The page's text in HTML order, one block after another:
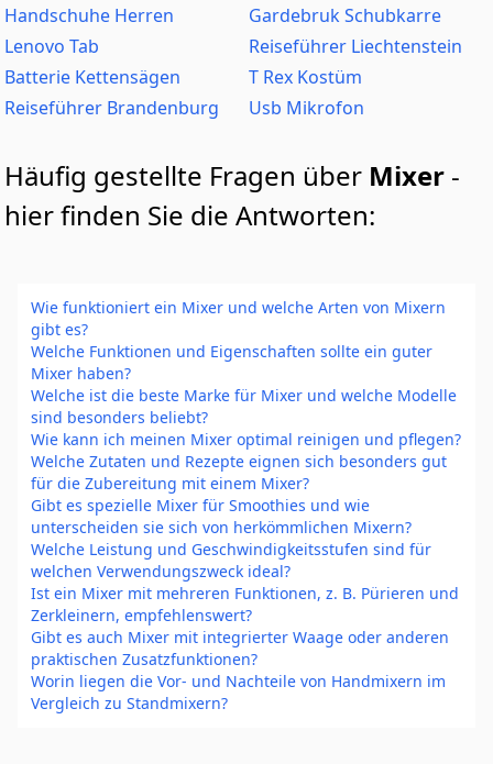
Handschuhe Herren
Gardebruk Schubkarre
Lenovo Tab
Reiseführer Liechtenstein
Batterie Kettensägen
T Rex Kostüm
Reiseführer Brandenburg
Usb Mikrofon
Häufig gestellte Fragen über Mixer -
hier finden Sie die Antworten:
Wie funktioniert ein Mixer und welche Arten von Mixern
gibt es?
Welche Funktionen und Eigenschaften sollte ein guter
Mixer haben?
Welche ist die beste Marke für Mixer und welche Modelle
sind besonders beliebt?
Wie kann ich meinen Mixer optimal reinigen und pflegen?
Welche Zutaten und Rezepte eignen sich besonders gut
für die Zubereitung mit einem Mixer?
Gibt es spezielle Mixer für Smoothies und wie
unterscheiden sie sich von herkömmlichen Mixern?
Welche Leistung und Geschwindigkeitsstufen sind für
welchen Verwendungszweck ideal?
Ist ein Mixer mit mehreren Funktionen, z. B. Pürieren und
Zerkleinern, empfehlenswert?
Gibt es auch Mixer mit integrierter Waage oder anderen
praktischen Zusatzfunktionen?
Worin liegen die Vor- und Nachteile von Handmixern im
Vergleich zu Standmixern?